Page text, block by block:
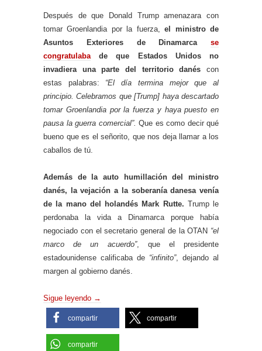
Después de que Donald Trump amenazara con
tomar Groenlandia por la fuerza,el ministro de
Asuntos Exteriores de Dinamarca se
congratulaba de que Estados Unidos no
invadiera una parte del territorio danés con
estas palabras: “El día termina mejor que al
principio. Celebramos que [Trump] haya descartado
tomar Groenlandia por la fuerza y ​​haya puesto en
pausa la guerra comercial”. Que es como decir qué
bueno que es el señorito, que nos deja llamar a los
caballos de tú.
Además de la auto humillación del ministro
danés, la vejación a la soberanía danesa venía
de la mano del holandés Mark Rutte. Trump le
perdonaba la vida a Dinamarca porque había
negociado con el secretario general de la OTAN “el
marco de un acuerdo”, que el presidente
estadounidense calificaba de “infinito”, dejando al
margen al gobierno danés.
Sigue leyendo →
compartir compartir
compartir